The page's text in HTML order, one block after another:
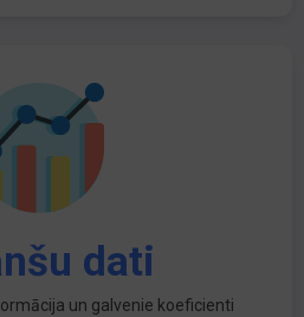
dati
un galvenie koeficienti